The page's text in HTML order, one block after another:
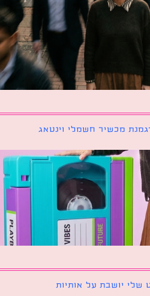
חשמלי וינטאג
על אותיות